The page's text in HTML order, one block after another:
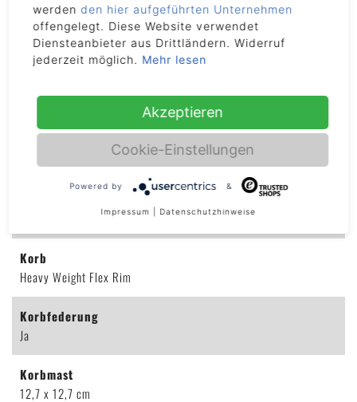
Backboard Maße (B x H)
152 x 97 cm
174 kg
Höhenverstellbar
Korb
Heavy Weight Flex Rim
Korbfederung
Ja
Korbmast
12,7 x 12,7 cm
werdenden hier aufgeführten Unternehmen
offengelegt. Diese Website verwendet
Diensteanbieter aus Drittländern. Widerruf
jederzeit möglich. Mehr lesen
Akzeptieren
Cookie-Einstellungen
Powered by &
Impressum Datenschutzhinweise